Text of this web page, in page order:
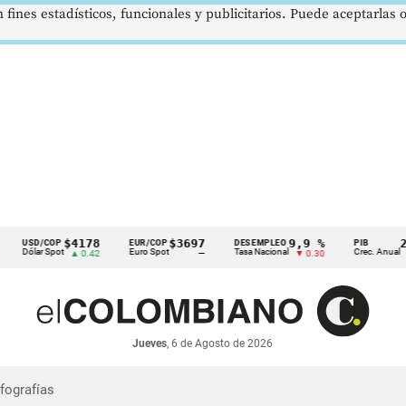
USD/COP
Dólar Spot
$4178
▲ 0.42
EUR/COP
Euro Spot
$3697 DESEMPLEO
Tasa Nacional
9,9 %
▼ 0.30 Crec. Anual
2,8
▲
Jueves, 6 de Agosto de 2026
estadísticos, funcionales y publicitarios. Puede aceptarlas